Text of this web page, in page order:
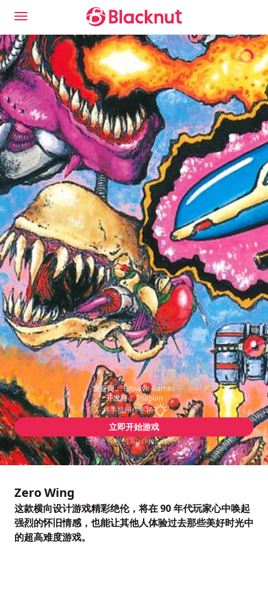
发行商：Bitwave Games
开发商：Toaplan
将手机用作手柄
立即开始游戏
已包含在您的 Blacknut 订阅中
Zero Wing
这款横向设计游戏精彩绝伦，将在 90 年代玩家心中唤起
强烈的怀旧情感，也能让其他人体验过去那些美好时光中
的超高难度游戏。